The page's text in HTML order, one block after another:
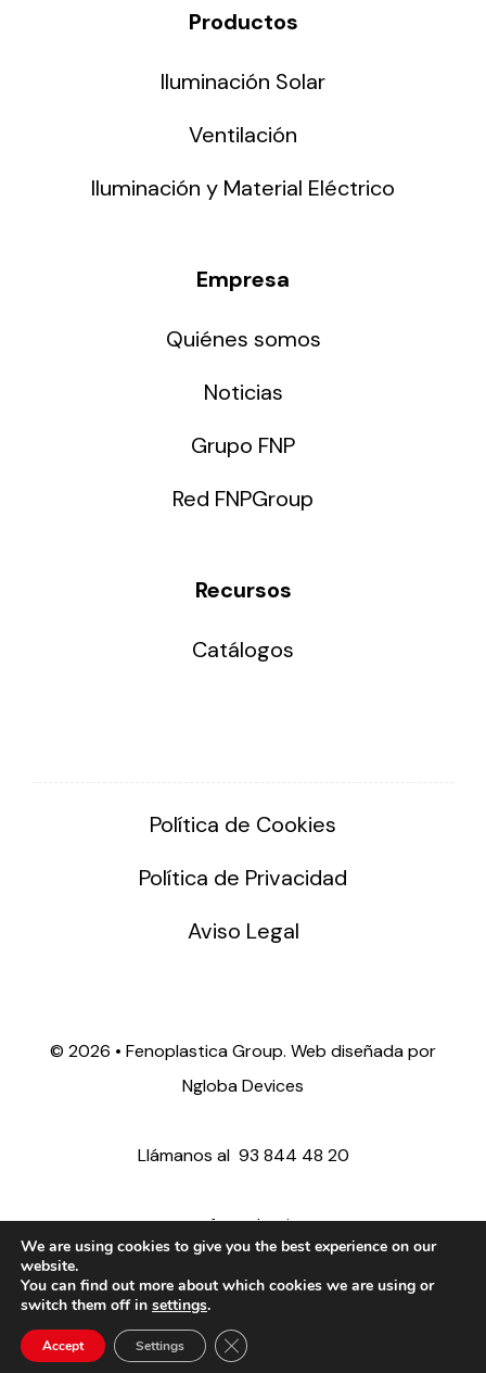
Productos
Iluminación Solar
Ventilación
Iluminación y Material Eléctrico
Empresa
Quiénes somos
Noticias
Grupo FNP
Red FNPGroup
Recursos
Catálogos
Política de Cookies
Política de Privacidad
Aviso Legal
© 2026 • Fenoplastica Group. Web diseñada por
Ngloba Devices
Llámanos al 93 844 48 20
ventas@fenoplastica.com
export@fenoplastica.com
We are using cookies to give you the best experience on our
website.
You can find out more about which cookies we are using or
switch them off in settings.
Accept Settings Close GDPR Cookie Banner